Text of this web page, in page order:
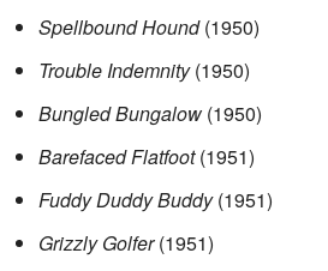
Spellbound Hound(1950)
Trouble Indemnity(1950)
Bungled Bungalow (1950)
Barefaced Flatfoot(1951)
Fuddy Duddy Buddy(1951)
Grizzly Golfer(1951)